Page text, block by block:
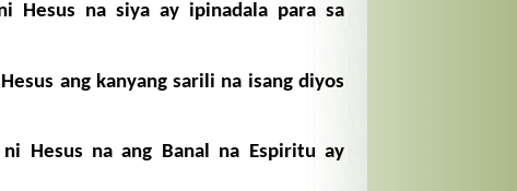
Hesus na siya ay ipinadala para sa
ang kanyang sarili na isang diyos
ni Hesus na ang Banal na Espiritu ay